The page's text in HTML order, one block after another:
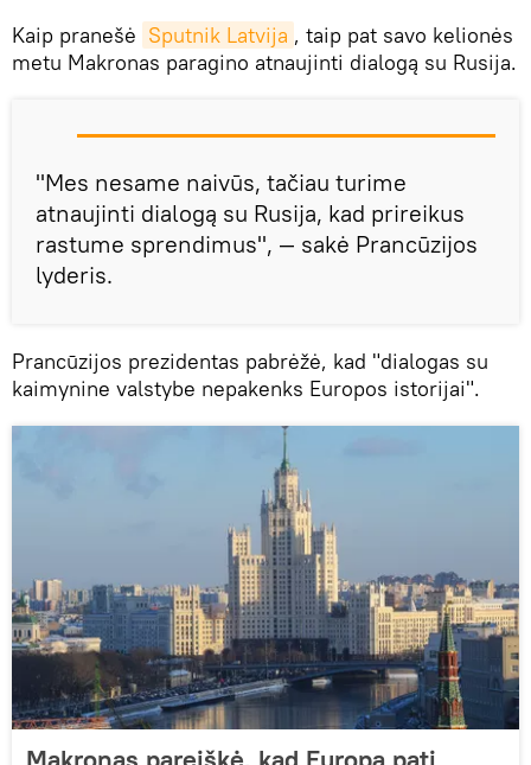
Kaip pranešė Sputnik Latvija , taip pat savo kelionės
metu Makronas paragino atnaujinti dialogą su Rusija.
"Mes nesame naivūs, tačiau turime
atnaujinti dialogą su Rusija, kad prireikus
rastume sprendimus", — sakė Prancūzijos
lyderis.
Prancūzijos prezidentas pabrėžė, kad "dialogas su
kaimynine valstybe nepakenks Europos istorijai".